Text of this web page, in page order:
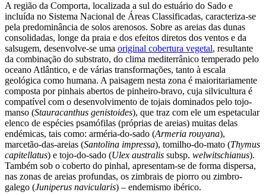
A região da Comporta, localizada a sul do estuário do Sado e
incluída no Sistema Nacional de Áreas Classificadas, caracteriza-se
pela predominância de solos arenosos. Sobre as areias das dunas
consolidadas, longe da praia e dos efeitos diretos dos ventos e da
salsugem, desenvolve-se uma original cobertura vegetal, resultante
da combinação do substrato, do clima mediterrânico temperado pelo
oceano Atlântico, e de várias transformações, tanto à escala
geológica como humana. A paisagem nesta zona é maioritariamente
composta por pinhais abertos de pinheiro-bravo, cuja silvicultura é
compatível com o desenvolvimento de tojais dominados pelo tojo-
manso (Stauracanthus genistoides), que traz com ele um espetacular
elenco de espécies psamófilas (próprias de areias) muitas delas
endémicas, tais como: arméria-do-sado (Armeria rouyana),
marcetão-das-areias (Santolina impressa), tomilho-do-mato (Thymus
capitellatus) e tojo-do-sado (Ulex australis subsp. welwitschianus).
Também sob o coberto do pinhal, apresentam-se de forma dispersa,
nas zonas de areias profundas, os zimbrais de piorro ou zimbro-
galego (Juniperus navicularis) – endemismo ibérico.